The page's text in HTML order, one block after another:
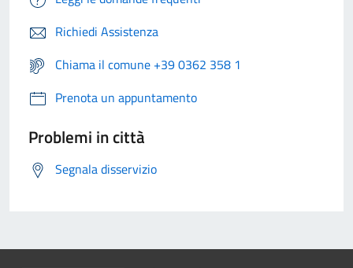
Richiedi Assistenza
Chiama il comune +39 0362 358 1
Prenota un appuntamento
Problemi in città
Segnala disservizio